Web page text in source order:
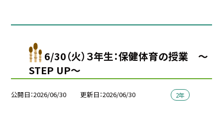
6/30（火）３年生：保健体育の授業 ～
STEP UP～
公開日 2026/06/30 更新日 2026/06/30 2年